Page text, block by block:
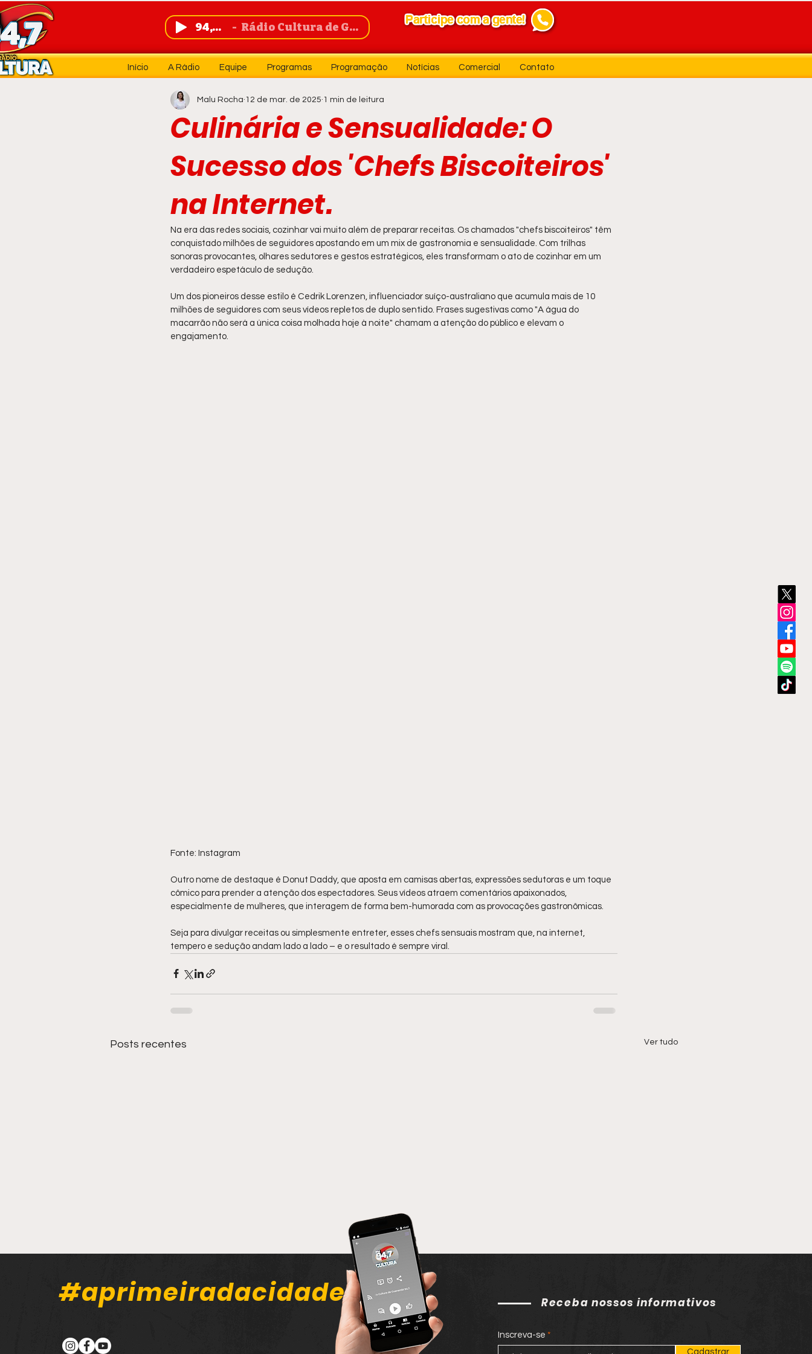
94,7 FM Rádio Cultura de Guanambi
Início A Rádio Equipe Programas Programação Notícias Comercial Contato
Culinária e Sensualidade: O
Sucesso dos 'Chefs Biscoiteiros'
na Internet.
Malu Rocha 12 de mar. de 2025 1 min de leitura
Na era das redes sociais, cozinhar vai muito além de preparar receitas. Os chamados "chefs biscoiteiros" têm
conquistado milhões de seguidores apostando em um mix de gastronomia e sensualidade. Com trilhas
sonoras provocantes, olhares sedutores e gestos estratégicos, eles transformam o ato de cozinhar em um
verdadeiro espetáculo de sedução.
Um dos pioneiros desse estilo é Cedrik Lorenzen, influenciador suíço-australiano que acumula mais de 10
milhões de seguidores com seus vídeos repletos de duplo sentido. Frases sugestivas como "A água do
macarrão não será a única coisa molhada hoje à noite" chamam a atenção do público e elevam o
engajamento.
Fonte: Instagram
Outro nome de destaque é Donut Daddy, que aposta em camisas abertas, expressões sedutoras e um toque
cômico para prender a atenção dos espectadores. Seus vídeos atraem comentários apaixonados,
especialmente de mulheres, que interagem de forma bem-humorada com as provocações gastronômicas.
Seja para divulgar receitas ou simplesmente entreter, esses chefs sensuais mostram que, na internet,
tempero e sedução andam lado a lado – e o resultado é sempre viral.
Posts recentes Ver tudo
#aprimeiradacidade Receba nossos informativos
Inscreva-se
Cadastrar